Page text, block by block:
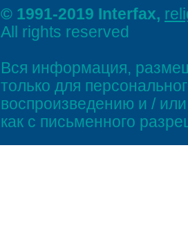
© 1991-2019 Interfax,
All rights reserved
Вся информация,
только для
воспроизведению и /
как с письменного